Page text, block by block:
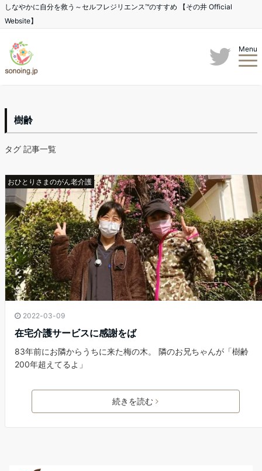
しなやかに自分を救う～セルフレジリエンス™のすすめ 【その井 Official
Website】
Menu
樹齢
タグ 記事一覧
おひとりさまのがん老介護
2022-03-09
在宅介護サービスに感謝をば
83年前にお隣からうちに来た梅の木。 隣のお兄ちゃんが「樹齢
200年超えてるよ」
続きを読む